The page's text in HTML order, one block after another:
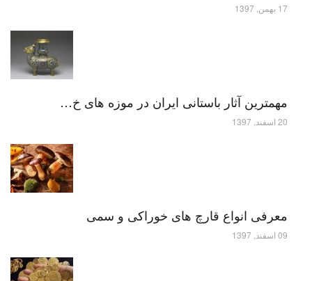
17 بهمن, 1397
مهمترین آثار باستانی ایران در موزه های خ…
20 اسفند, 1397
معرفی انواع قارچ های خوراکی و سمی
09 اسفند, 1397